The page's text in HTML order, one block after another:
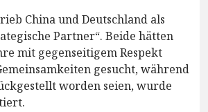
China und Deutschland als
Partner“. Beide hätten
mit gegenseitigem Respekt
gesucht, während
worden seien, wurde